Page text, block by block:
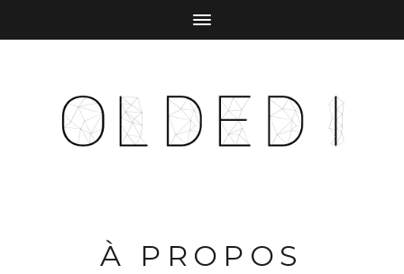
À PROPOS